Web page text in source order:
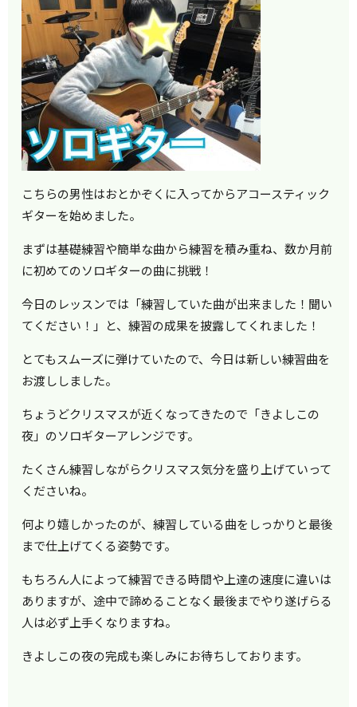
こちらの男性はおとかぞくに入ってからアコースティック
ギターを始めました。
まずは基礎練習や簡単な曲から練習を積み重ね、数か月前
に初めてのソロギターの曲に挑戦！
今日のレッスンでは「練習していた曲が出来ました！聞い
てください！」と、練習の成果を披露してくれました！
とてもスムーズに弾けていたので、今日は新しい練習曲を
お渡ししました。
ちょうどクリスマスが近くなってきたので「きよしこの
夜」のソロギターアレンジです。
たくさん練習しながらクリスマス気分を盛り上げていって
くださいね。
何より嬉しかったのが、練習している曲をしっかりと最後
まで仕上げてくる姿勢です。
もちろん人によって練習できる時間や上達の速度に違いは
ありますが、途中で諦めることなく最後までやり遂げらる
人は必ず上手くなりますね。
きよしこの夜の完成も楽しみにお待ちしております。